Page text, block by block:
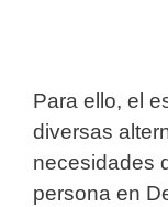
Para ello, el
diversas
necesidades
persona en